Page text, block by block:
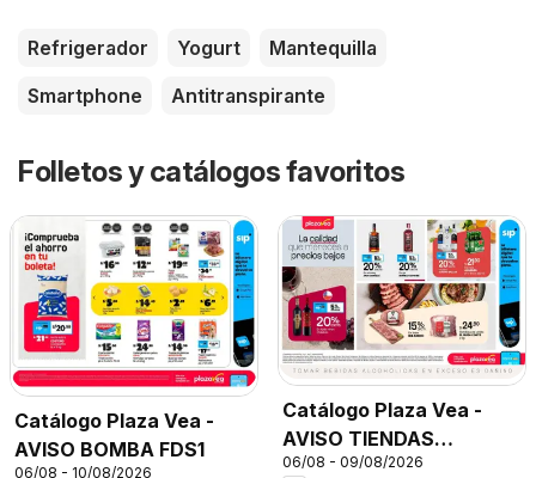
Refrigerador Yogurt
Mantequilla
Smartphone
Antitranspirante
Folletos y catálogos favoritos
Catálogo Plaza Vea -
AVISO BOMBA FDS1
06/08 - 10/08/2026
Catálogo Plaza Vea -
AVISO TIENDAS
SELECCIONADAS 1
06/08 - 09/08/2026